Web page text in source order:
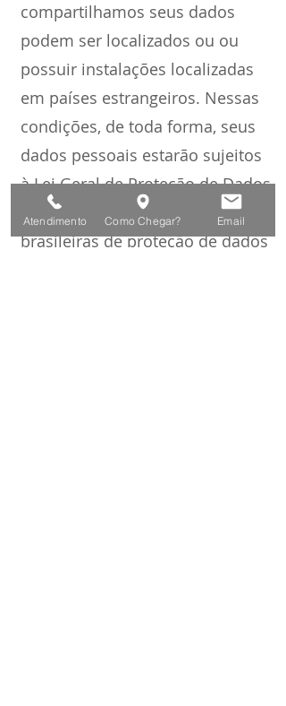
compartilhamos seus dados
podem ser localizados ou ou
possuir instalações localizadas
em países estrangeiros. Nessas
condições, de toda forma, seus
dados pessoais estarão sujeitos
à Lei Geral de Proteção de Dados
e às demais legislações
brasileiras de proteção de dados
Atendimento Como Chegar? Email